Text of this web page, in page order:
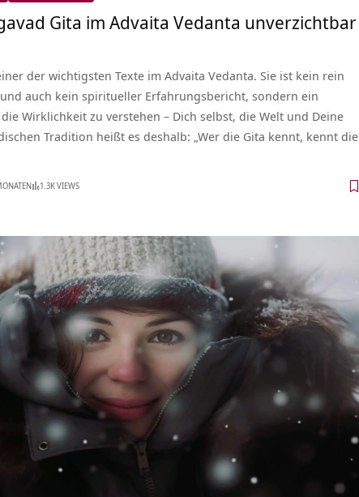
Gita im Advaita Vedanta unverzichtbar
der wichtigsten Texte im Advaita Vedanta. Sie ist kein rein
auch kein spiritueller Erfahrungsbericht, sondern ein
Wirklichkeit zu verstehen – Dich selbst, die Welt und Deine
Tradition heißt es deshalb: „Wer die Gita kennt, kennt die
1.3K VIEWS